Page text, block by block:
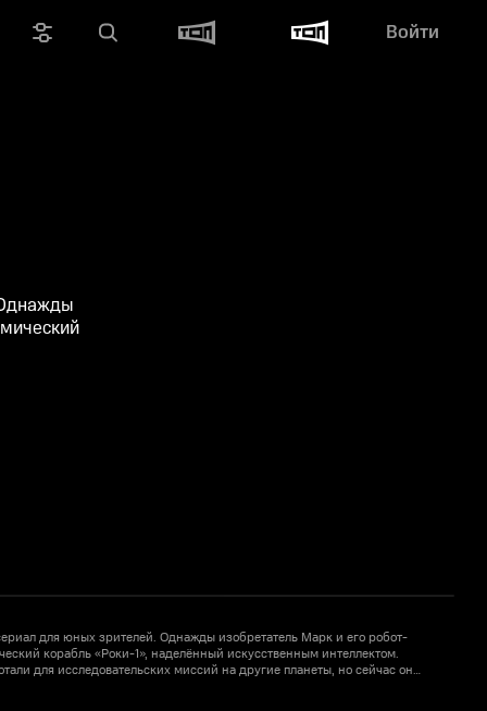
Войти
для юных зрителей. Однажды изобретатель Марк и его робот-
корабль «Роки-1», наделённый искусственным интеллектом.
для исследовательских миссий на другие планеты, но сейчас он
знает всё о космических странствиях и с радостью становится